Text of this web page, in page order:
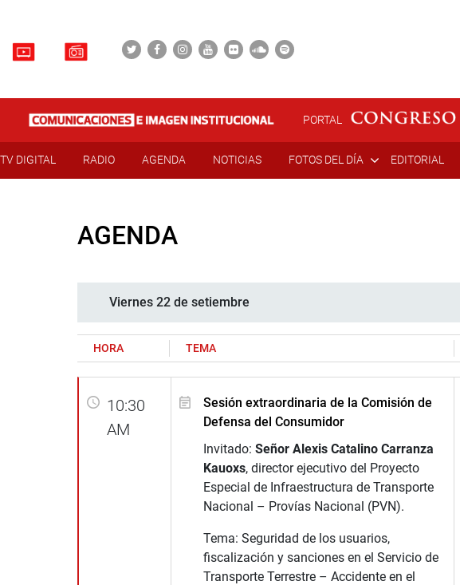
PORTAL
TV DIGITAL RADIO AGENDA NOTICIAS FOTOS DEL DÍA EDITORIAL
AGENDA
Viernes 22 de setiembre
HORA TEMA
10:30
AM
Sesión extraordinaria de la Comisión de
Defensa del Consumidor
Invitado: Señor Alexis Catalino Carranza
Kauoxs, director ejecutivo del Proyecto
Especial de Infraestructura de Transporte
Nacional – Provías Nacional (PVN).
Tema: Seguridad de los usuarios,
fiscalización y sanciones en el Servicio de
Transporte Terrestre – Accidente en el